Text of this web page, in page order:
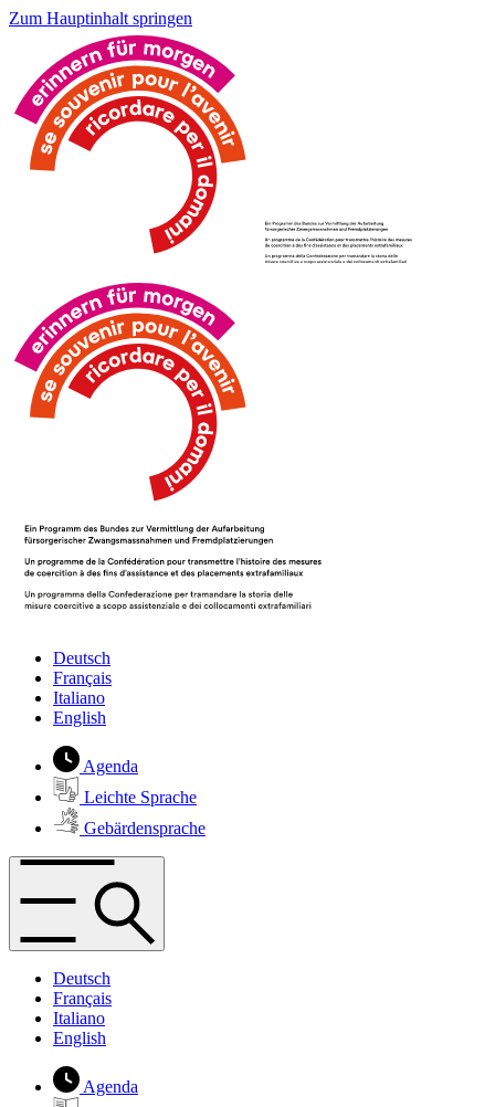
Zum Hauptinhalt springen
Deutsch
Français
Italiano
English
Agenda
Leichte Sprache
Gebärdensprache
Deutsch
Français
Italiano
English
Agenda